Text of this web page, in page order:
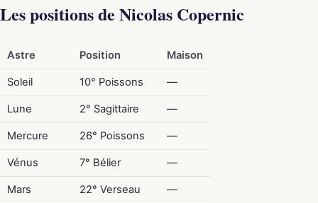
Les positions de Nicolas Copernic
Astre Position Maison
Soleil 10° Poissons —
Lune 2° Sagittaire —
Mercure 26° Poissons —
Vénus 7° Bélier —
Mars 22° Verseau —